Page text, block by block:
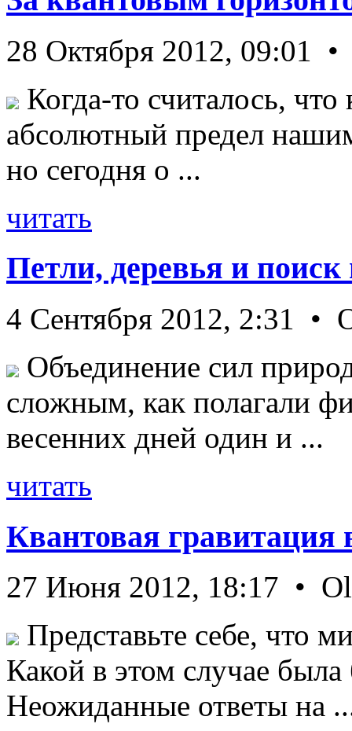
28 Октября 2012, 09:01
Когда-то считалось, что
абсолютный предел
но сегодня о ...
читать
Петли, деревья и
4 Сентября 2012, 2:31 •
Объединение сил
сложным, как полагали
весенних дней один и ...
читать
Квантовая гравитация
27 Июня 2012, 18:17 •
Представьте себе, что
Какой в этом случае
Неожиданные ответы на